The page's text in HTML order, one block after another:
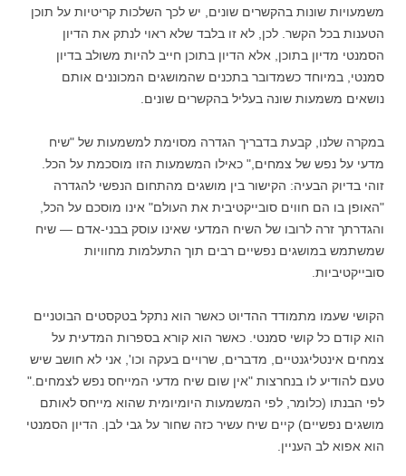
משמעויות שונות בהקשרים שונים, יש לכך השלכות קריטיות על תוכן
הטענות בכל הקשר. לכן, לא זו בלבד שלא ראוי לנתק את הדיון
הסמנטי מדיון בתוכן, אלא הדיון בתוכן חייב להיות משולב בדיון
סמנטי, במיוחד כשמדובר בתכנים שהמושגים המכוננים אותם
נושאים משמעות שונה בעליל בהקשרים שונים.
במקרה שלנו, קבעת בדבריך הגדרה מסוימת למשמעות של "שיח
מדעי על נפש של צמחים," כאילו המשמעות הזו מוסכמת על הכל.
זוהי בדיוק הבעיה: הקישור בין מושגים מהתחום הנפשי להגדרה
"האופן בו הם חווים סובייקטיבית את העולם" אינו מוסכם על הכל,
והגדרתך זרה לרובו של השיח המדעי שאינו עוסק בבני-אדם — שיח
שמשתמש במושגים נפשיים רבים תוך התעלמות מחוויות
סובייקטיביות.
הקושי שעמו מתמודד ההדיוט כאשר הוא נתקל בטקסטים הבוטניים
הוא קודם כל קושי סמנטי. כאשר הוא קורא בספרות המדעית על
צמחים אינטליגנטיים, מדברים, שרויים בעקה וכו', אני לא חושב שיש
טעם להודיע לו בנחרצות "אין שום שיח מדעי המייחס נפש לצמחים."
לפי הבנתו (כלומר, לפי המשמעות היומיומית שהוא מייחס לאותם
מושגים נפשיים) קיים שיח עשיר כזה שחור על גבי לבן. הדיון הסמנטי
הוא אפוא לב העניין.